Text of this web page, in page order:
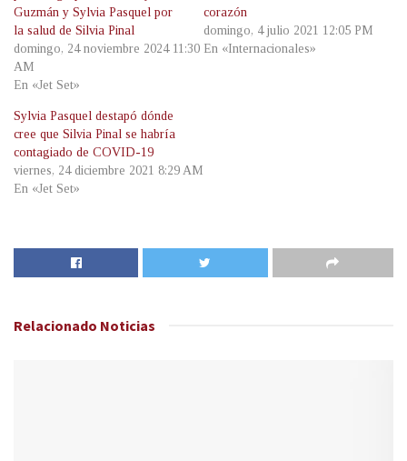
Guzmán y Sylvia Pasquel por
la salud de Silvia Pinal
domingo, 24 noviembre 2024 11:30
AM
En «Jet Set»
corazón
domingo, 4 julio 2021 12:05 PM
En «Internacionales»
Sylvia Pasquel destapó dónde
cree que Silvia Pinal se habría
contagiado de COVID-19
viernes, 24 diciembre 2021 8:29 AM
En «Jet Set»
Relacionado Noticias